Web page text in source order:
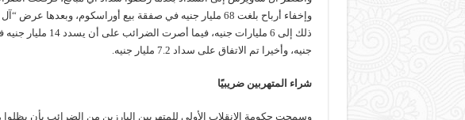
جنيه، وأخيرا تم الاتفاق على سداد 7.2 مليار جنيه.
شراء المتهربين ضريبيًا
وسمحت حكومة الانقلاب الأولى للمتهربين البارزين من الضرائب بأن يظلوا